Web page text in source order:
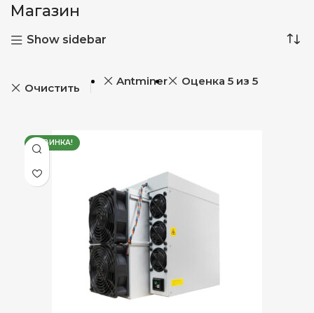
Магазин
Show sidebar
Очистить
Antminer Оценка 5 из 5
НОВИНКА!